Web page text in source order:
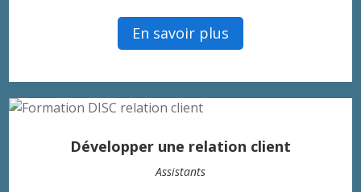
En savoir plus
Développer une relation client
Assistants